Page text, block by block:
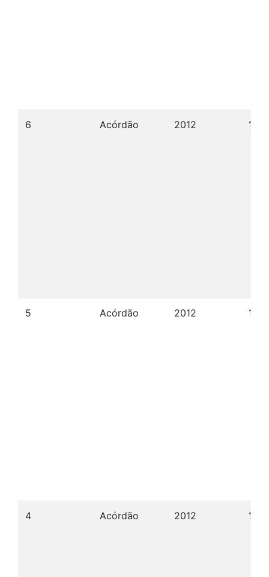
6 Acórdão 2012 17/
5 Acórdão 2012 17/
4 Acórdão 2012 17/